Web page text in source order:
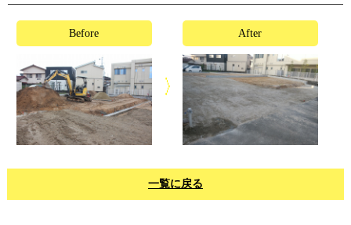
Before After
一覧に戻る